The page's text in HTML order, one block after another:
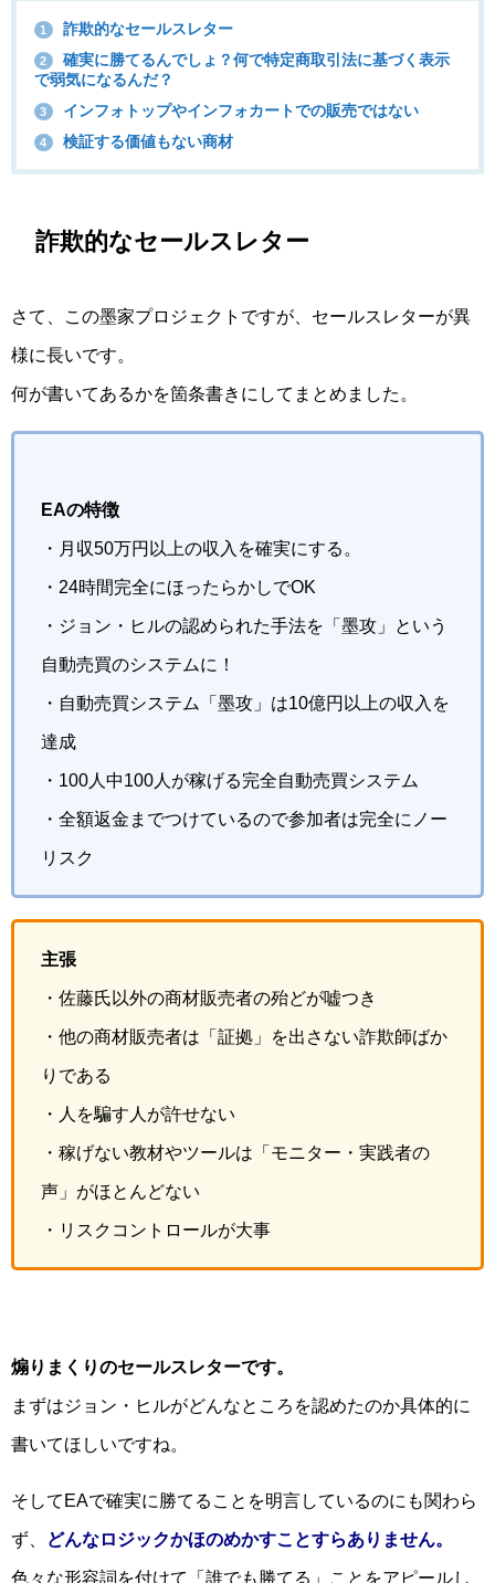
1 詐欺的なセールスレター
2
確実に勝てるんでしょ？何で特定商取引法に基づく表示
で弱気になるんだ？
3 インフォトップやインフォカートでの販売ではない
4 検証する価値もない商材
詐欺的なセールスレター
さて、この墨家プロジェクトですが、セールスレターが異
様に長いです。
何が書いてあるかを箇条書きにしてまとめました。
EAの特徴
・月収50万円以上の収入を確実にする。
・24時間完全にほったらかしでOK
・ジョン・ヒルの認められた手法を「墨攻」という
自動売買のシステムに！
・自動売買システム「墨攻」は10億円以上の収入を
達成
・100人中100人が稼げる完全自動売買システム
・全額返金までつけているので参加者は完全にノー
リスク
主張
・佐藤氏以外の商材販売者の殆どが嘘つき
・他の商材販売者は「証拠」を出さない詐欺師ばか
りである
・人を騙す人が許せない
・稼げない教材やツールは「モニター・実践者の
声」がほとんどない
・リスクコントロールが大事
煽りまくりのセールスレターです。
まずはジョン・ヒルがどんなところを認めたのか具体的に
書いてほしいですね。
そしてEAで確実に勝てることを明言しているのにも関わら
ず、 どんなロジックかほのめかすことすらありません。
色々な形容詞を付けて「誰でも勝てる」ことをアピールし